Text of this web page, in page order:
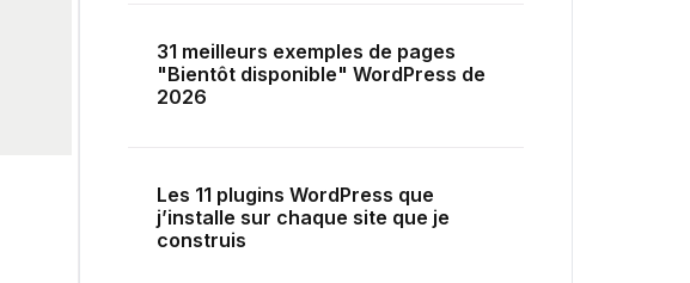
31 meilleurs exemples de pages
"Bientôt disponible" WordPress de
2026
Les 11 plugins WordPress que
j’installe sur chaque site que je
construis